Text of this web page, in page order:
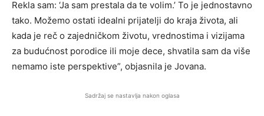
Rekla sam: ‘Ja sam prestala da te volim.’ To je jednostavno
tako. Možemo ostati idealni prijatelji do kraja života, ali
kada je reč o zajedničkom životu, vrednostima i vizijama
za budućnost porodice ili moje dece, shvatila sam da više
nemamo iste perspektive”, objasnila je Jovana.
Sadržaj se nastavlja nakon oglasa